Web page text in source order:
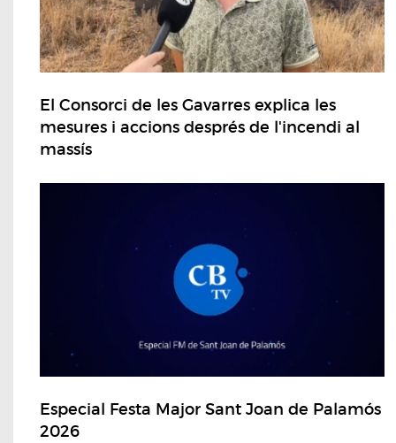
El Consorci de les Gavarres explica les
mesures i accions després de l'incendi al
massís
Especial Festa Major Sant Joan de Palamós
2026